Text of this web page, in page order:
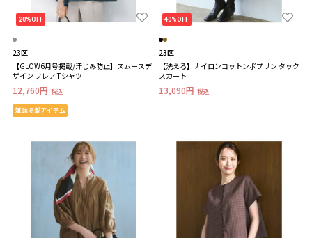
20%OFF
23区
【GLOW6月号掲載/汗じみ防止】スムースデ
ザイン フレア Tシャツ
12,760円 税込
雑誌掲載アイテム
40%OFF
23区
【洗える】ナイロンコットンポプリン タック
スカート
13,090円 税込